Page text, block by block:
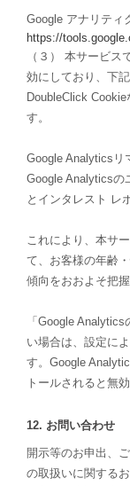
Google アナリティ
https://
（３） 本サービ
効にしており、下
DoubleClick
す。
Google Analyticsリ
Google Analyticsの
とインタレスト レ
これにより、本サ
て、お客様の年齢
傾向をおおよそ把
「Google
い場合は、設定に
す。Google
トールされると無
12. お問い合わせ
開示等のお申出、
の取扱いに関する